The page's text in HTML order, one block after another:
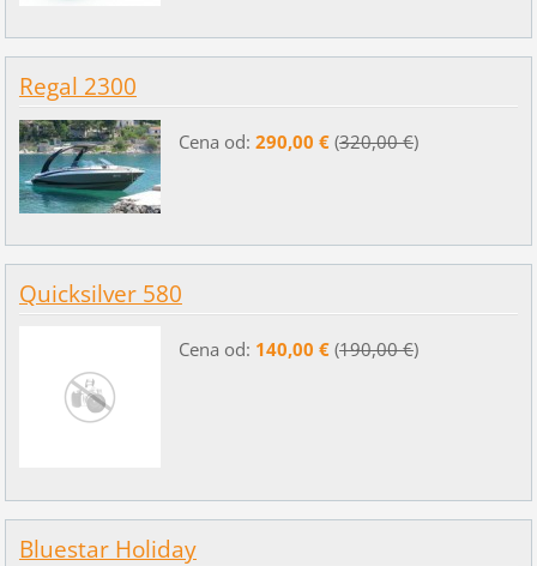
Regal 2300
Cena od: 290,00 €(320,00 €)
Quicksilver 580
Cena od: 140,00 €(190,00 €)
Bluestar Holiday